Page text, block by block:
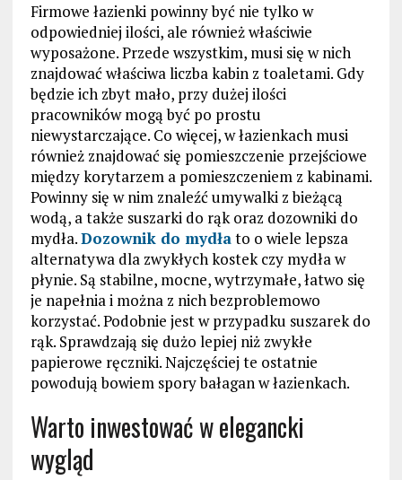
Firmowe łazienki powinny być nie tylko w
odpowiedniej ilości, ale również właściwie
wyposażone. Przede wszystkim, musi się w nich
znajdować właściwa liczba kabin z toaletami. Gdy
będzie ich zbyt mało, przy dużej ilości
pracowników mogą być po prostu
niewystarczające. Co więcej, w łazienkach musi
również znajdować się pomieszczenie przejściowe
między korytarzem a pomieszczeniem z kabinami.
Powinny się w nim znaleźć umywalki z bieżącą
wodą, a także suszarki do rąk oraz dozowniki do
mydła.Dozownik do mydłato o wiele lepsza
alternatywa dla zwykłych kostek czy mydła w
płynie. Są stabilne, mocne, wytrzymałe, łatwo się
je napełnia i można z nich bezproblemowo
korzystać. Podobnie jest w przypadku suszarek do
rąk. Sprawdzają się dużo lepiej niż zwykłe
papierowe ręczniki. Najczęściej te ostatnie
powodują bowiem spory bałagan w łazienkach.
Warto inwestować w elegancki
wygląd